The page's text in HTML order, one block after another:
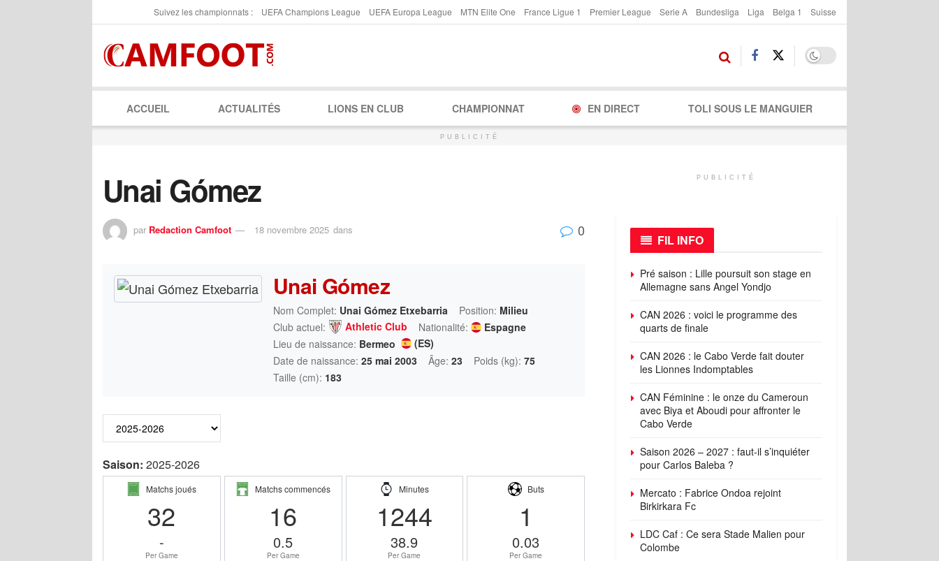
Suivez les championnats : UEFA Champions League UEFA Europa League MTN Elite One France Ligue 1 Premier League Serie A Bundesliga Liga Belga 1 Suisse
ACCUEIL ACTUALITÉS LIONS EN CLUB CHAMPIONNAT EN DIRECT TOLI SOUS LE MANGUIER
PUBLICITÉ
Unai Gómez
par Redaction Camfoot 18 novembre 2025 dans 0
Unai Gómez
Nom Complet: Unai Gómez Etxebarria Position: Milieu
Club actuel:
Athletic Club Nationalité:
Espagne
Lieu de naissance: Bermeo
(ES)
Date de naissance: 25 mai 2003 Âge: 23 Poids (kg): 75
Taille (cm): 183
Saison: 2025-2026
Matchs joués
32
-
Per Game
Matchs commencés
16
0.5
Per Game
Minutes
1244
38.9
Per Game
Buts
1
0.03
Per Game
PUBLICITÉ
FIL INFO
Pré saison : Lille poursuit son stage en
Allemagne sans Angel Yondjo
CAN 2026 : voici le programme des
quarts de finale
CAN 2026 : le Cabo Verde fait douter
les Lionnes Indomptables
CAN Féminine : le onze du Cameroun
avec Biya et Aboudi pour affronter le
Cabo Verde
Saison 2026 – 2027 : faut-il s’inquiéter
pour Carlos Baleba ?
Mercato : Fabrice Ondoa rejoint
Birkirkara Fc
LDC Caf : Ce sera Stade Malien pour
Colombe